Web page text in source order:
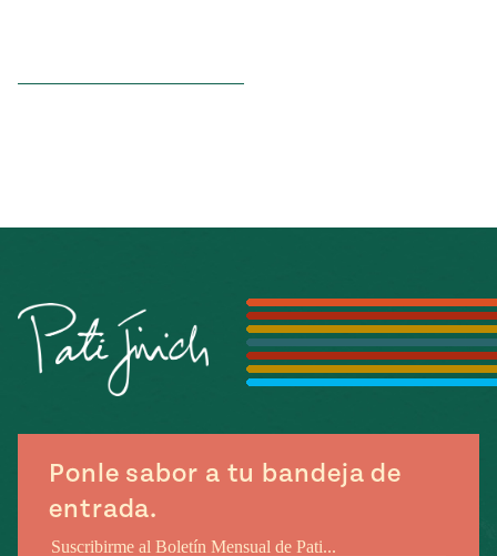
Ponle sabor a tu bandeja de
entrada.